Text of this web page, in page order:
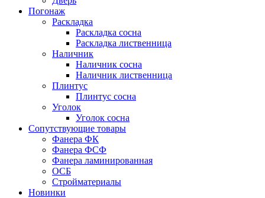
Погонаж
Раскладка
Раскладка сосна
Раскладка лиственница
Наличник
Наличник сосна
Наличник лиственница
Плинтус
Плинтус сосна
Уголок
Уголок сосна
Сопутствующие товары
Фанера ФК
Фанера ФСФ
Фанера ламинированная
ОСБ
Стройматериалы
Новинки